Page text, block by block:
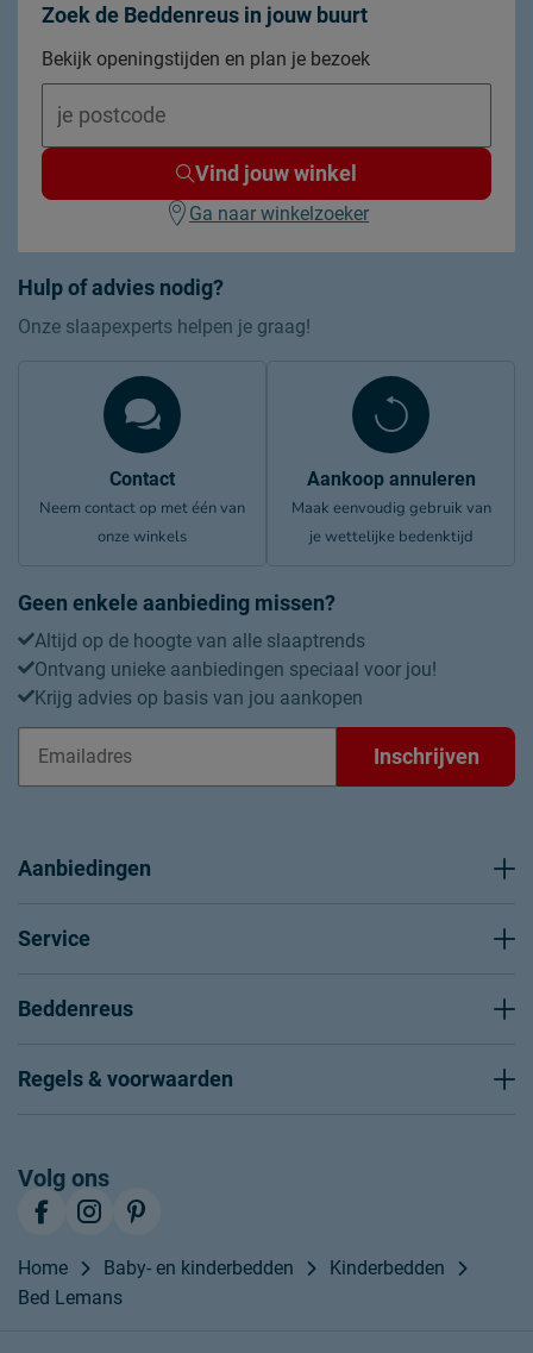
Hulp of advies nodig?
Onze slaapexperts helpen je graag!
Contact
Neem contact op met één van
onze winkels
Aankoop annuleren
Maak eenvoudig gebruik van
je wettelijke bedenktijd
Geen enkele aanbieding missen?
Altijd op de hoogte van alle slaaptrends
Ontvang unieke aanbiedingen speciaal voor jou!
Krijg advies op basis van jou aankopen
Inschrijven
Zoek de Beddenreus in jouw buurt
Bekijk openingstijden en plan je bezoek
Vind jouw winkel
Ga naar winkelzoeker
Aanbiedingen
Service
Beddenreus
Regels & voorwaarden
Volg ons
Home Baby- en kinderbedden
Kinderbedden
Bed Lemans